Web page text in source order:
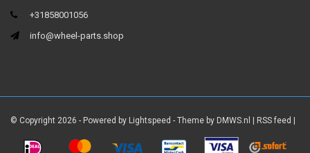
+31858001056
info@wheel-parts.shop
© Copyright 2026 - Powered by Lightspeed - Theme by DMWS.nl RSS feed